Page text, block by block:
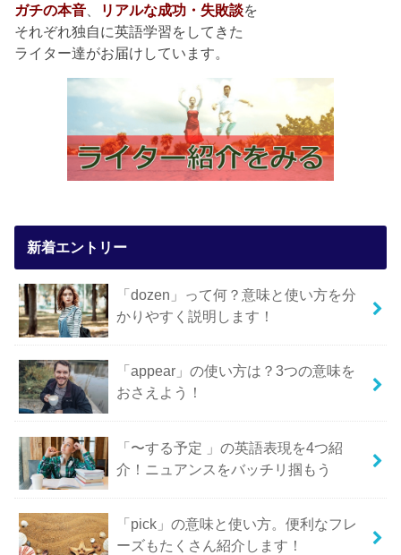
ガチの本音
リアルな成功・失敗談を
それぞれ独自に英語学習をしてきた
ライター達がお届けしています。
新着エントリー
「dozen」って何？意味と使い方を分
かりやすく説明します！
「appear」の使い方は？3つの意味を
おさえよう！
「〜する予定 」の英語表現を4つ紹
介！ニュアンスをバッチリ掴もう
「pick」の意味と使い方。便利なフレ
ーズもたくさん紹介します！